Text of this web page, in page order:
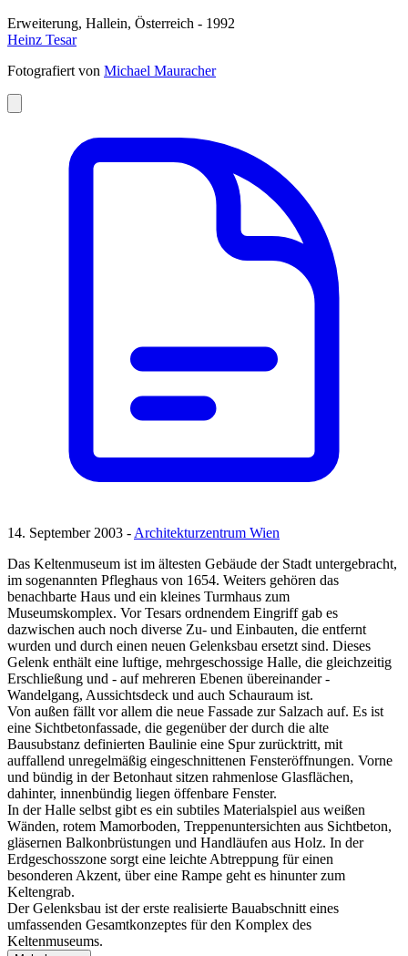
Erweiterung, Hallein, Österreich - 1992
Heinz Tesar
Fotografiert von Michael Mauracher
14. September 2003 -Architekturzentrum Wien
Das Keltenmuseum ist im ältesten Gebäude der Stadt untergebracht,
im sogenannten Pfleghaus von 1654. Weiters gehören das
benachbarte Haus und ein kleines Turmhaus zum
Museumskomplex. Vor Tesars ordnendem Eingriff gab es
dazwischen auch noch diverse Zu- und Einbauten, die entfernt
wurden und durch einen neuen Gelenksbau ersetzt sind. Dieses
Gelenk enthält eine luftige, mehrgeschossige Halle, die gleichzeitig
Erschließung und - auf mehreren Ebenen übereinander -
Wandelgang, Aussichtsdeck und auch Schauraum ist.
Von außen fällt vor allem die neue Fassade zur Salzach auf. Es ist
eine Sichtbetonfassade, die gegenüber der durch die alte
Bausubstanz definierten Baulinie eine Spur zurücktritt, mit
auffallend unregelmäßig eingeschnittenen Fensteröffnungen. Vorne
und bündig in der Betonhaut sitzen rahmenlose Glasflächen,
dahinter, innenbündig liegen öffenbare Fenster.
In der Halle selbst gibt es ein subtiles Materialspiel aus weißen
Wänden, rotem Mamorboden, Treppenuntersichten aus Sichtbeton,
gläsernen Balkonbrüstungen und Handläufen aus Holz. In der
Erdgeschosszone sorgt eine leichte Abtreppung für einen
besonderen Akzent, über eine Rampe geht es hinunter zum
Keltengrab.
Der Gelenksbau ist der erste realisierte Bauabschnitt eines
umfassenden Gesamtkonzeptes für den Komplex des
Keltenmuseums.